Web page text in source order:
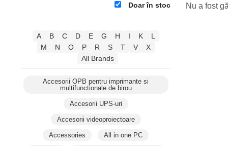
Doar în stoc
A B C D E G H I K
L
M
N O P R S T V
X
All Brands
Accesorii OPB pentru imprimante si
multifunctionale de birou
Accesorii UPS-uri
Accesorii videoproiectoare
Accessories All in one PC
Nu a fost